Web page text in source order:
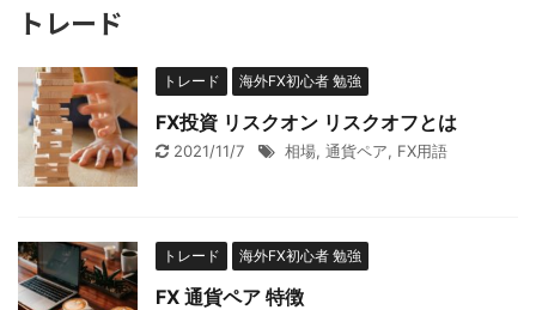
トレード
トレード 海外FX初心者 勉強
FX投資 リスクオン リスクオフとは
2021/11/7 相場, 通貨ペア, FX用語
トレード 海外FX初心者 勉強
FX 通貨ペア 特徴